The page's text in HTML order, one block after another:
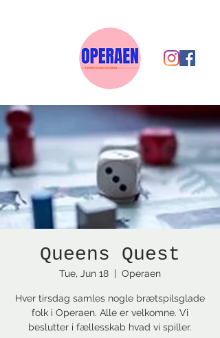
Queens Quest
Tue, Jun 18
  |
Operaen
Hver tirsdag samles nogle brætspilsglade
folk i Operaen. Alle er velkomne. Vi
beslutter i fællesskab hvad vi spiller.